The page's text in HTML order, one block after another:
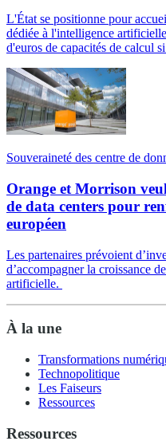
L'État se positionne pour
dédiée à l'intelligence
d'euros de capacités de calcul
Souveraineté des centre de
Orange et Morrison
de data centers pour
européen
Les partenaires prévoient
d’accompagner la croissance
artificielle.
À la une
Transformations
Technopolitique
Les Faiseurs
Ressources
Ressources